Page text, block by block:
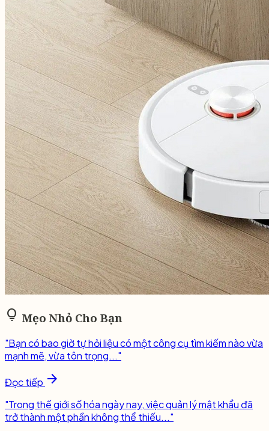
lightbulb Mẹo Nhỏ Cho Bạn
"Bạn có bao giờ tự hỏi liệu có một công cụ tìm kiếm nào vừa
mạnh mẽ, vừa tôn trọng..."
Đọc tiếp arrow_forward
"Trong thế giới số hóa ngày nay, việc quản lý mật khẩu đã
trở thành một phần không thể thiếu..."